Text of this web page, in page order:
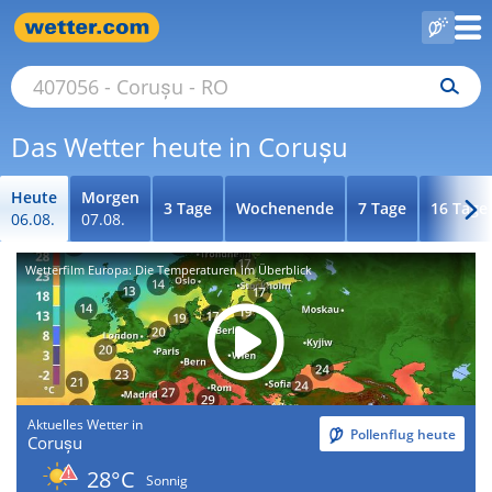
Das Wetter heute in Corușu
Heute
06.08.
Morgen
07.08.
3 Tage Wochenende 7 Tage 16 Tage
Wetterfilm Europa: Die Temperaturen im Überblick
Aktuelles Wetter in
Corușu Pollenflug heute
28°C
Sonnig